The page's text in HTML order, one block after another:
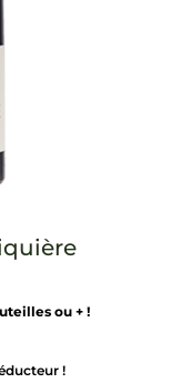
ou + !
!